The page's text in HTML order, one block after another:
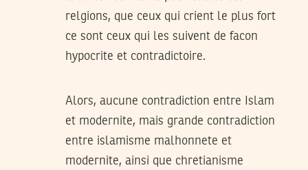
relgions, que ceux qui crient le plus fort
ce sont ceux qui les suivent de facon
hypocrite et contradictoire.
Alors, aucune contradiction entre Islam
et modernite, mais grande contradiction
entre islamisme malhonnete et
modernite, ainsi que chretianisme